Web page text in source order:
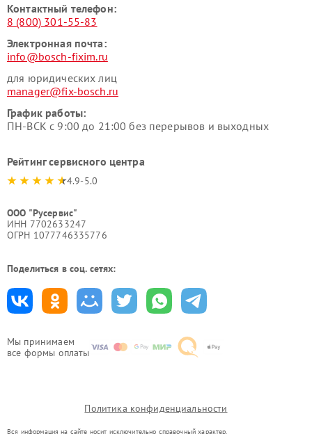
Мы принимаем
все формы оплаты
Контактный телефон:
8 (800) 301-55-83
Электронная почта:
info@bosch-fixim.ru
для юридических лиц
manager@fix-bosch.ru
График работы:
ПН-ВСК с 9:00 до 21:00 без перерывов и выходных
Рейтинг сервисного центра
4.9-5.0
ООО "Русервис"
ИНН 7702633247
ОГРН 1077746335776
Поделиться в соц. сетях:
Политика конфиденциальности
Вся информация на сайте носит исключительно справочный характер.